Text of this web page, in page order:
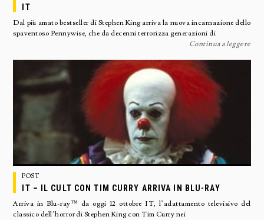
IT
Dal più amato bestseller di Stephen King arriva la nuova incarnazione dello
spaventoso Pennywise, che da decenni terrorizza generazioni di
Continua a leggere
POST
IT – IL CULT CON TIM CURRY ARRIVA IN BLU-RAY
Arriva in Blu-ray™ da oggi 12 ottobre IT, l’adattamento televisivo del
classico dell’horror di Stephen King con Tim Curry nei